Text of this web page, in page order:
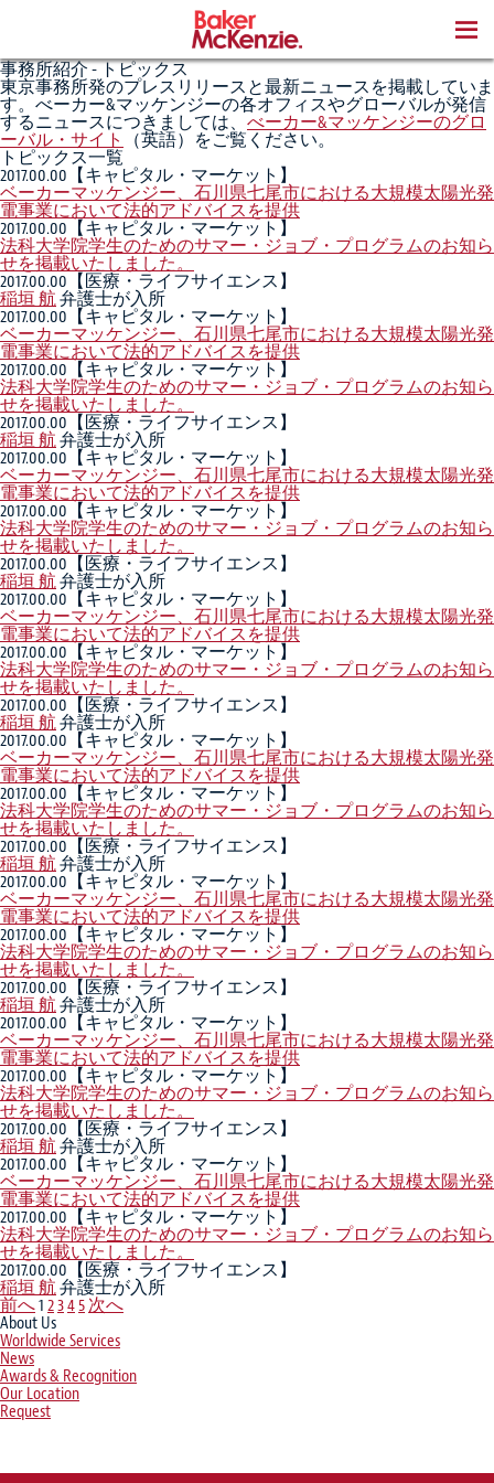
事務所紹介 - トピックス
東京事務所発のプレスリリースと最新ニュースを掲載していま
す。べーカー&マッケンジーの各オフィスやグローバルが発信
するニュースにつきましては、 べーカー&マッケンジーのグロ
ーバル・サイト
（英語）をご覧ください。
トピックス一覧
2017.00.00 【キャピタル・マーケット】
ベーカーマッケンジー、石川県七尾市における大規模太陽光発
電事業において法的アドバイスを提供
2017.00.00 【キャピタル・マーケット】
法科大学院学生のためのサマー・ジョブ・プログラムのお知ら
せを掲載いたしました。
2017.00.00 【医療・ライフサイエンス】
稲垣 航弁護士が入所
2017.00.00 【キャピタル・マーケット】
ベーカーマッケンジー、石川県七尾市における大規模太陽光発
電事業において法的アドバイスを提供
2017.00.00 【キャピタル・マーケット】
法科大学院学生のためのサマー・ジョブ・プログラムのお知ら
せを掲載いたしました。
2017.00.00 【医療・ライフサイエンス】
稲垣 航弁護士が入所
2017.00.00 【キャピタル・マーケット】
ベーカーマッケンジー、石川県七尾市における大規模太陽光発
電事業において法的アドバイスを提供
2017.00.00 【キャピタル・マーケット】
法科大学院学生のためのサマー・ジョブ・プログラムのお知ら
せを掲載いたしました。
2017.00.00 【医療・ライフサイエンス】
稲垣 航弁護士が入所
2017.00.00 【キャピタル・マーケット】
ベーカーマッケンジー、石川県七尾市における大規模太陽光発
電事業において法的アドバイスを提供
2017.00.00 【キャピタル・マーケット】
法科大学院学生のためのサマー・ジョブ・プログラムのお知ら
せを掲載いたしました。
2017.00.00 【医療・ライフサイエンス】
稲垣 航弁護士が入所
2017.00.00 【キャピタル・マーケット】
ベーカーマッケンジー、石川県七尾市における大規模太陽光発
電事業において法的アドバイスを提供
2017.00.00 【キャピタル・マーケット】
法科大学院学生のためのサマー・ジョブ・プログラムのお知ら
せを掲載いたしました。
2017.00.00 【医療・ライフサイエンス】
稲垣 航弁護士が入所
2017.00.00 【キャピタル・マーケット】
ベーカーマッケンジー、石川県七尾市における大規模太陽光発
電事業において法的アドバイスを提供
2017.00.00 【キャピタル・マーケット】
法科大学院学生のためのサマー・ジョブ・プログラムのお知ら
せを掲載いたしました。
2017.00.00 【医療・ライフサイエンス】
稲垣 航弁護士が入所
2017.00.00 【キャピタル・マーケット】
ベーカーマッケンジー、石川県七尾市における大規模太陽光発
電事業において法的アドバイスを提供
2017.00.00 【キャピタル・マーケット】
法科大学院学生のためのサマー・ジョブ・プログラムのお知ら
せを掲載いたしました。
2017.00.00 【医療・ライフサイエンス】
稲垣 航弁護士が入所
2017.00.00 【キャピタル・マーケット】
ベーカーマッケンジー、石川県七尾市における大規模太陽光発
電事業において法的アドバイスを提供
2017.00.00 【キャピタル・マーケット】
法科大学院学生のためのサマー・ジョブ・プログラムのお知ら
せを掲載いたしました。
2017.00.00 【医療・ライフサイエンス】
稲垣 航弁護士が入所
前へ1 2345次へ
About Us
Worldwide Services
News
Awards & Recognition
Our Location
Request